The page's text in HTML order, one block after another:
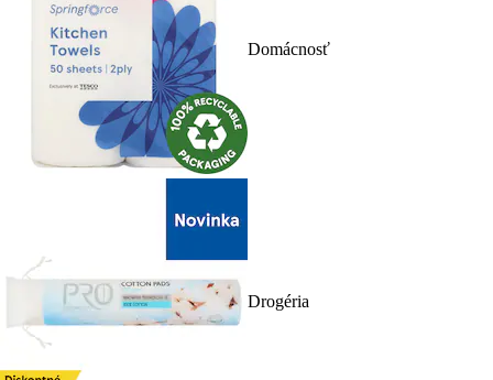
Domácnosť
Drogéria